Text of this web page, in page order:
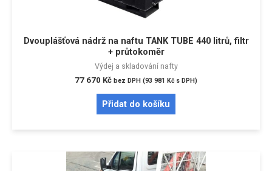
Dvouplášťová nádrž na naftu TANK TUBE 440 litrů, filtr
+ průtokoměr
Výdej a skladování nafty
77 670 Kč bez DPH (93 981 Kč s DPH)
Přidat do košíku